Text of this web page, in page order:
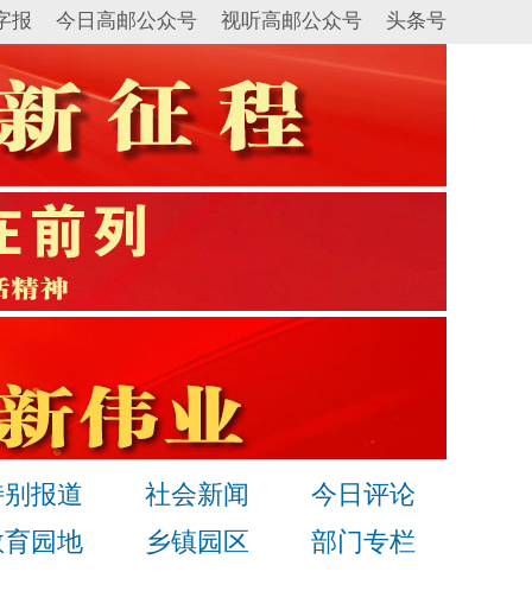
报 今日高邮公众号 视听高邮公众号 头条号
报道 社会新闻
今日评论
园地
乡镇园区 部门专栏